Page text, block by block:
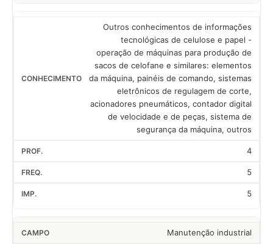
Outros conhecimentos de informações
tecnológicas de celulose e papel -
operação de máquinas para produção de
sacos de celofane e similares: elementos
da máquina, painéis de comando, sistemas
eletrônicos de regulagem de corte,
acionadores pneumáticos, contador digital
de velocidade e de peças, sistema de
segurança da máquina, outros
4
5
5
Manutenção industrial